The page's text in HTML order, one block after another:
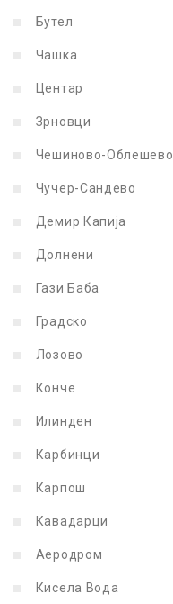
Бутел
Чашка
Центар
Зрновци
Чешиново-Облешево
Чучер-Сандево
Демир Капија
Долнени
Гази Баба
Градско
Лозово
Конче
Илинден
Карбинци
Карпош
Кавадарци
Аеродром
Кисела Вода